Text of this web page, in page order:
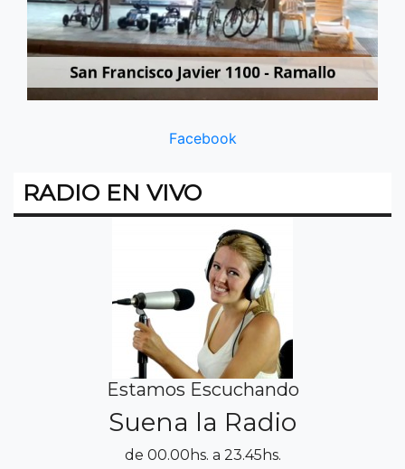
Facebook
RADIO EN VIVO
Estamos Escuchando
Suena la Radio
de 00.00hs. a 23.45hs.